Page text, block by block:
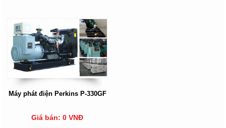
Máy phát điện Perkins P-330GF
Giá bán: 0 VNĐ